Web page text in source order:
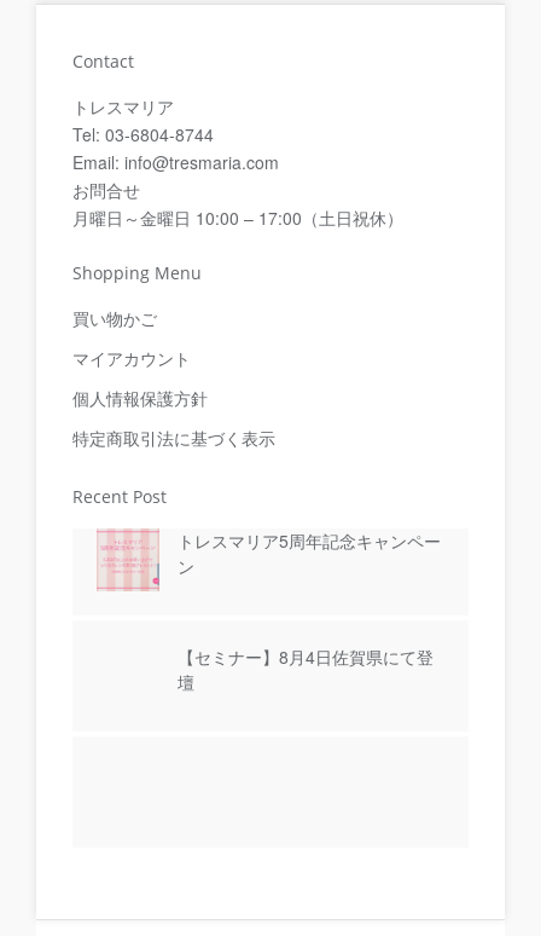
Contact
トレスマリア
Tel: 03-6804-8744
Email: info@tresmaria.com
お問合せ
月曜日～金曜日 10:00 – 17:00（土日祝休）
Shopping Menu
買い物かご
マイアカウント
個人情報保護方針
特定商取引法に基づく表示
Recent Post
トレスマリア5周年記念キャンペー
ン
【セミナー】8月4日佐賀県にて登
壇